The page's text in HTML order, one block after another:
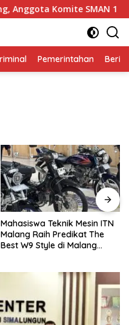
1 Tumpang ,Ketua
Pemerintahan
Mahasiswa Teknik Mesin ITN
Malang Raih Predikat The
Best W9 Style di Malang